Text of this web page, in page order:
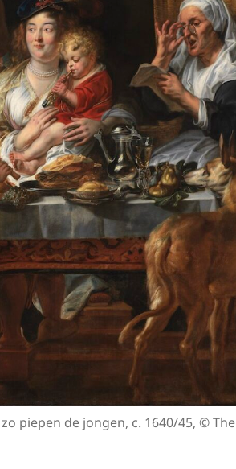
piepen de jongen, c. 1640/45, © The